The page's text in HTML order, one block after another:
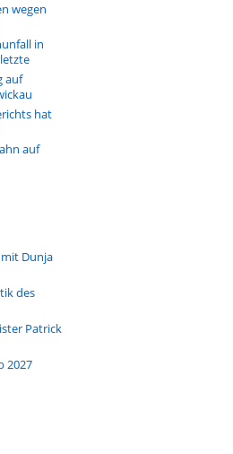
wegen
in
auf
hat
auf
Dunja
des
Patrick
2027